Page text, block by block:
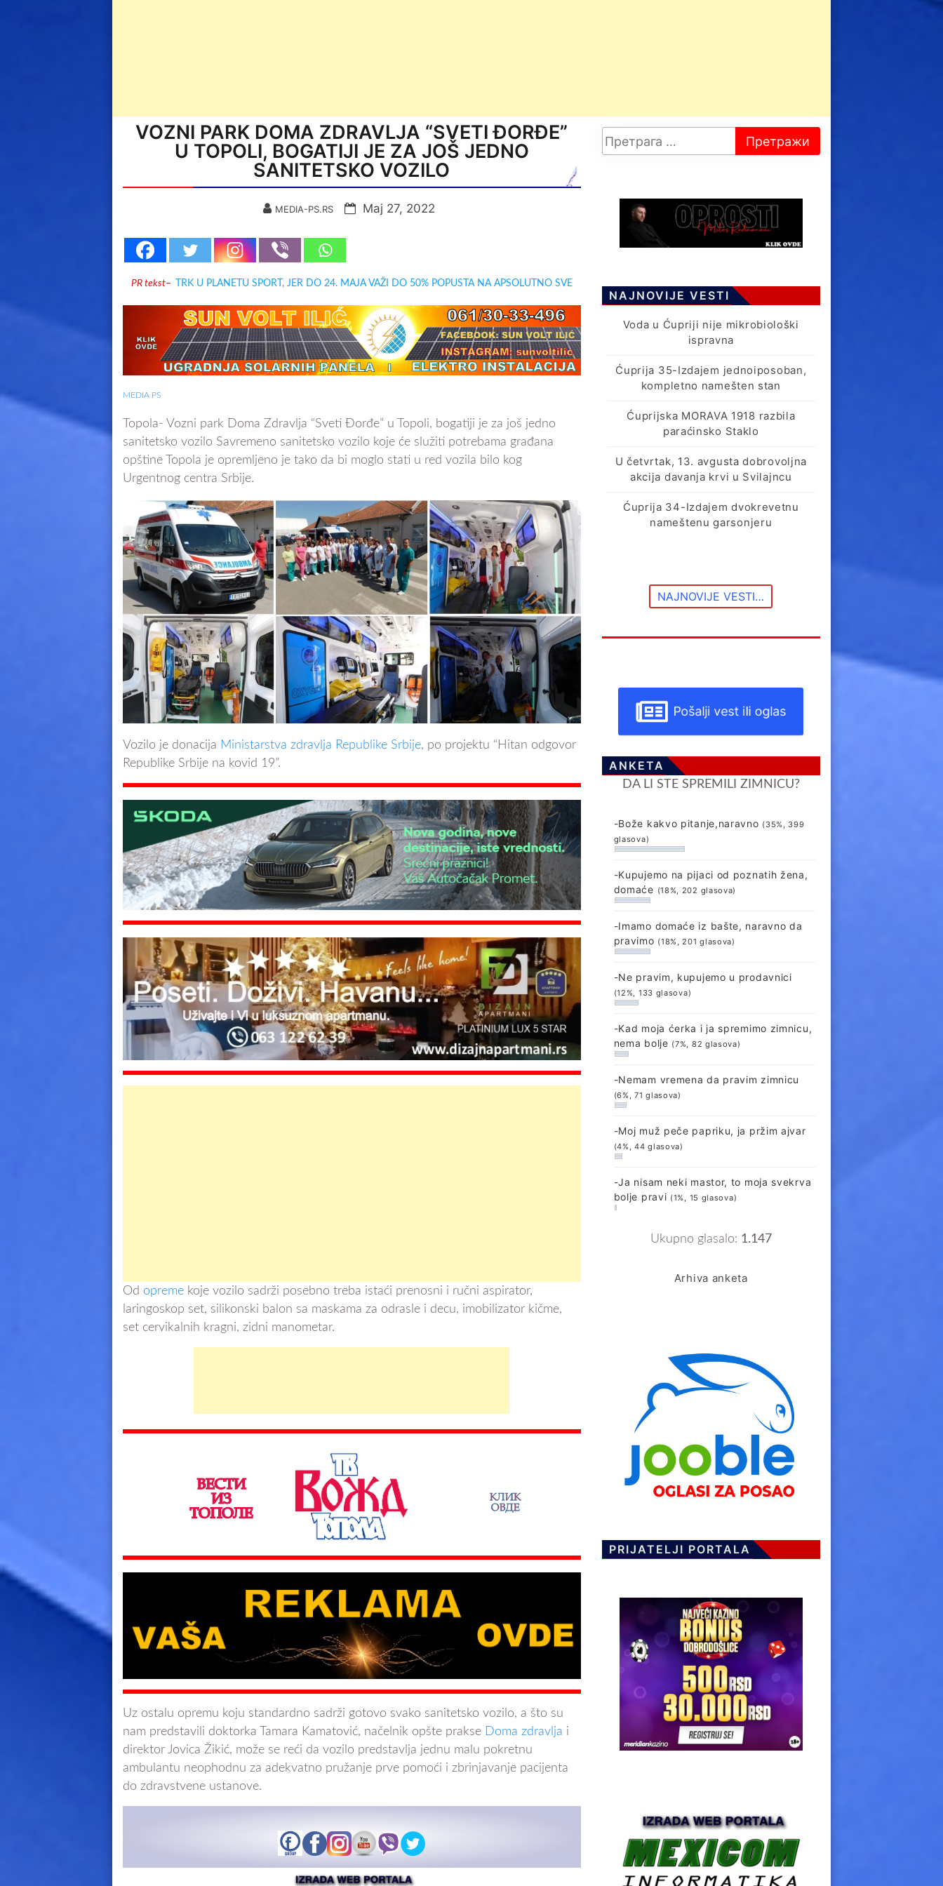
VOZNI PARK DOMA ZDRAVLJA “SVETI ĐORĐE”
U TOPOLI, BOGATIJI JE ZA JOŠ JEDNO
SANITETSKO VOZILO
MEDIA-PS.RS Мај 27, 2022
PR tekst– TRK U PLANETU SPORT, JER DO 24. MAJA VAŽI DO 50% POPUSTA NA APSOLUTNO SVE
MEDIA PS
Topola- Vozni park Doma Zdravlja “Sveti Đorđe” u Topoli, bogatiji je za još jedno
sanitetsko vozilo Savremeno sanitetsko vozilo koje će služiti potrebama građana
opštine Topola je opremljeno je tako da bi moglo stati u red vozila bilo kog
Urgentnog centra Srbije.
Vozilo je donacija Ministarstva zdravlja Republike Srbije, po projektu “Hitan odgovor
Republike Srbije na kovid 19”.
Od opreme koje vozilo sadrži posebno treba istaći prenosni i ručni aspirator,
laringoskop set, silikonski balon sa maskama za odrasle i decu, imobilizator kičme,
set cervikalnih kragni, zidni manometar.
Uz ostalu opremu koju standardno sadrži gotovo svako sanitetsko vozilo, a što su
nam predstavili doktorka Tamara Kamatović, načelnik opšte prakse Doma zdravlja i
direktor Jovica Žikić, može se reći da vozilo predstavlja jednu malu pokretnu
ambulantu neophodnu za adekvatno pružanje prve pomoći i zbrinjavanje pacijenta
do zdravstvene ustanove.
NAJNOVIJE VESTI
Voda u Ćupriji nije mikrobiološki
ispravna
Ćuprija 35-Izdajem jednoiposoban,
kompletno namešten stan
Ćuprijska MORAVA 1918 razbila
paraćinsko Staklo
U četvrtak, 13. avgusta dobrovoljna
akcija davanja krvi u Svilajncu
Ćuprija 34-Izdajem dvokrevetnu
nameštenu garsonjeru
NAJNOVIJE VESTI…
Pošalji vest ili oglas
ANKETA
DA LI STE SPREMILI ZIMNICU?
-Bože kakvo pitanje,naravno (35%, 399
glasova)
-Kupujemo na pijaci od poznatih žena,
domaće (18%, 202 glasova)
-Imamo domaće iz bašte, naravno da
pravimo (18%, 201 glasova)
-Ne pravim, kupujemo u prodavnici
(12%, 133 glasova)
-Kad moja ćerka i ja spremimo zimnicu,
nema bolje (7%, 82 glasova)
-Nemam vremena da pravim zimnicu
(6%, 71 glasova)
-Moj muž peče papriku, ja pržim ajvar
(4%, 44 glasova)
-Ja nisam neki mastor, to moja svekrva
bolje pravi (1%, 15 glasova)
Ukupno glasalo: 1.147
Arhiva anketa
PRIJATELJI PORTALA